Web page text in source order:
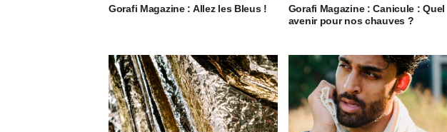
Gorafi Magazine : Allez les Bleus !
Gorafi Magazine : Canicule : Quel
avenir pour nos chauves ?